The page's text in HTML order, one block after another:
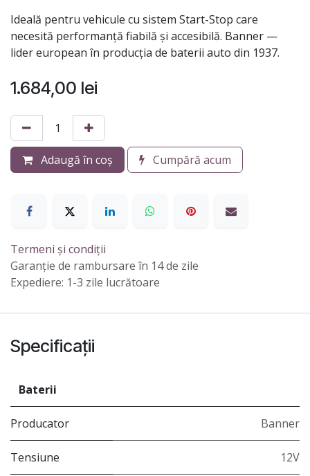
Ideală pentru vehicule cu sistem Start-Stop care
necesită performanță fiabilă și accesibilă. Banner —
lider european în producția de baterii auto din 1937.
1.684,00 lei
Adaugă în coș Cumpără acum
Termeni și condiții
Garanție de rambursare în 14 de zile
Expediere: 1-3 zile lucrătoare
Specificații
Baterii
Producator Banner
Tensiune 12V